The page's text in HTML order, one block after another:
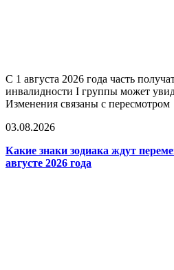
С 1 августа 2026 года часть
инвалидности I группы может
Изменения связаны с пересмотром
03.08.2026
Какие знаки зодиака ждут
августе 2026 года